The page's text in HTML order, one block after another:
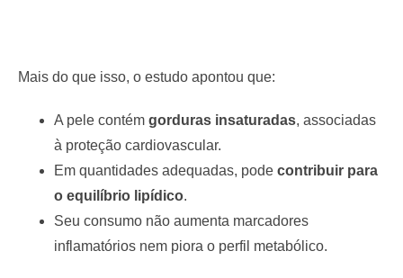
Mais do que isso, o estudo apontou que:
A pele contém gorduras insaturadas, associadas
à proteção cardiovascular.
Em quantidades adequadas, pode contribuir para
o equilíbrio lipídico.
Seu consumo não aumenta marcadores
inflamatórios nem piora o perfil metabólico.